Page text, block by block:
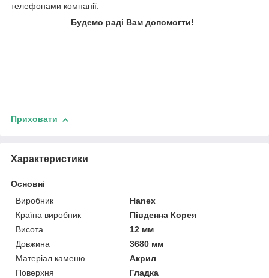
телефонами компанії.
Будемо раді Вам допомогти!
Приховати
Характеристики
Основні
Виробник
Hanex
Країна виробник
Південна Корея
Висота
12 мм
Довжина
3680 мм
Матеріал каменю
Акрил
Поверхня
Гладка